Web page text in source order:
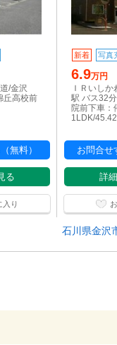
/金沢
高校前
無料）
る
入り
新着 写真
6.9万円
ＩＲいし
駅 バス32
院前下車：
1LDK/
お問合せ
詳
石川県金沢